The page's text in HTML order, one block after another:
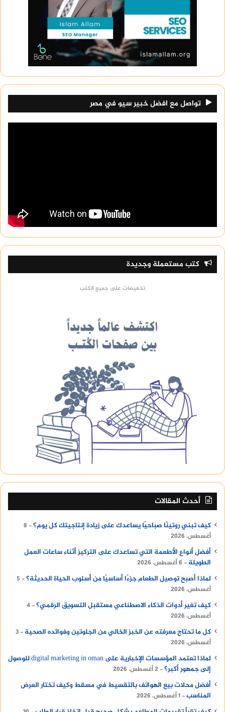
تواصل مع افضل خبير سيو في مصر
كتب مستعملة وجديدة
تخفيضات على جميع الكتب
أحدث المقالات
كيف تبني روتينًا صباحيًا يساعدك على زيادة إنتاجيتك كل يوم؟
8
أغسطس، 2026
أفضل أنواع الأطعمة التي تساعدك على التركيز أثناء ساعات العمل
الطويلة
6 أغسطس، 2026
لماذا أصبح توصيل الطعام جزءًا أساسيًا من أسلوب الحياة الحديثة؟
5
أغسطس، 2026
كيف تغير أدوات الذكاء الاصطناعي مستقبل التسويق الرقمي؟ 4
أغسطس، 2026
كل ما تحتاج معرفته عن الخبز الخالي من الجلوتين وفوائده الصحية
3
أغسطس، 2026
لماذا تعتمد المؤسسات الإخبارية على digital marketing in oman للوصول
إلى جمهور أكبر؟ 2 أغسطس، 2026
أفضل محلات بيع الهواتف بالتقسيط في مسقط وكيف تختار العرض
المناسب 1 أغسطس، 2026